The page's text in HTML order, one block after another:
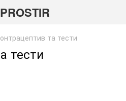
та тести
тести